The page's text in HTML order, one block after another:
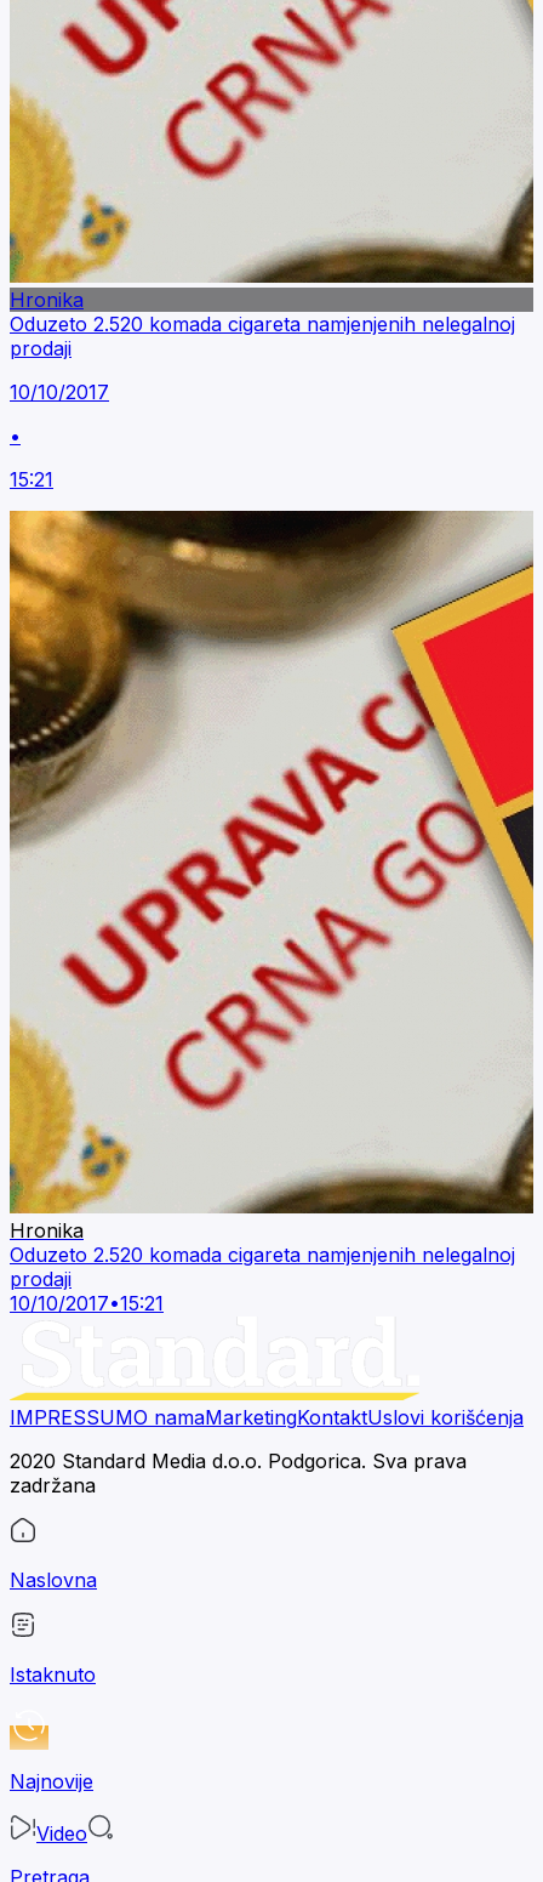
Hronika
Oduzeto 2.520 komada cigareta namjenjenih nelegalnoj
prodaji
10/10/2017
•
15:21
Hronika
Oduzeto 2.520 komada cigareta namjenjenih nelegalnoj
prodaji
10/10/2017•15:21
IMPRESSUMO namaMarketingKontaktUslovi korišćenja
2020 Standard Media d.o.o. Podgorica. Sva prava
zadržana
Naslovna
Istaknuto
Najnovije
Video
Pretraga